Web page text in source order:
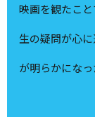
映画を観たこ
生の疑問が心
が明らかになっ